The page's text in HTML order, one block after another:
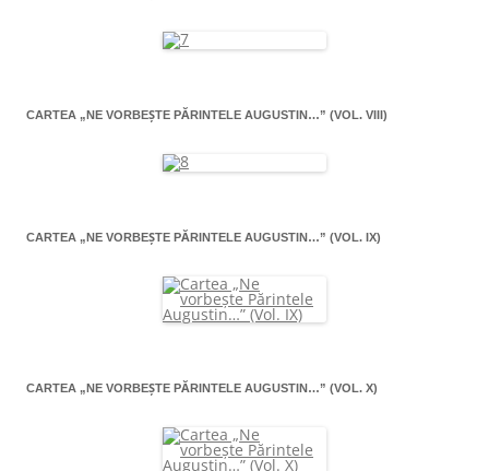
CARTEA „NE VORBEŞTE PĂRINTELE AUGUSTIN…” (VOL. VIII)
CARTEA „NE VORBEŞTE PĂRINTELE AUGUSTIN…” (VOL. IX)
CARTEA „NE VORBEŞTE PĂRINTELE AUGUSTIN…” (VOL. X)